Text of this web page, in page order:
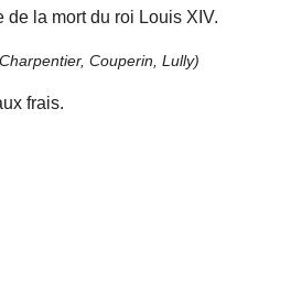
de la mort du roi Louis XIV.
Couperin, Lully)
frais.